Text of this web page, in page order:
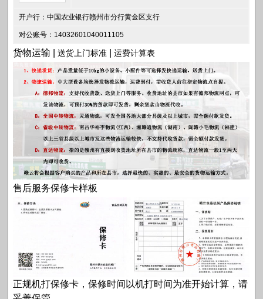
开户行：中国农业银行赣州市分行黄金区支行
对公账号：14032601040011105
货物运输 |送货上门标准 |运费计算表
售后服务保修卡样板
正规机打保修卡，保修时间以机打时间为准开始计算，请